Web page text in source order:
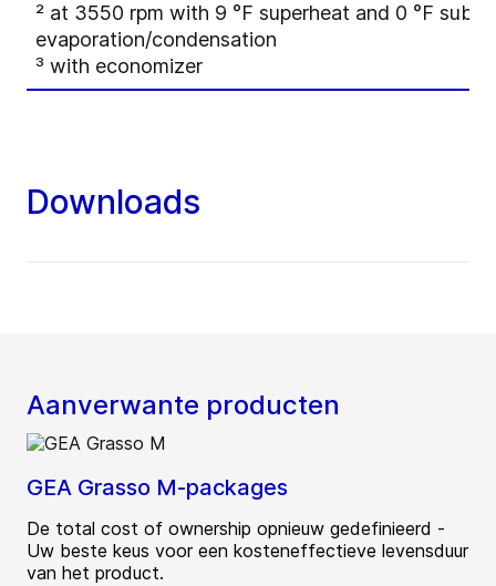
² at 3550 rpm with 9 °F superheat and 0 °F
evaporation/condensation
³ with economizer
Downloads
Aanverwante producten
GEA Grasso M-packages
De total cost of ownership opnieuw gedefinieerd -
Uw beste keus voor een kosteneffectieve levensduur
van het product.